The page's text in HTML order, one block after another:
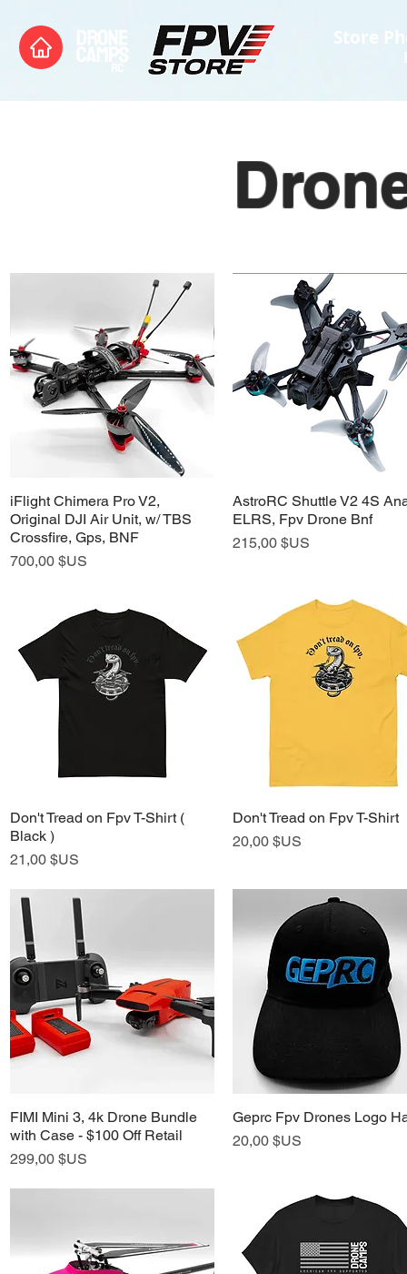
Store
Aperçu rapide
iFlight Chimera Pro V2,
Original DJI Air Unit, w/ TBS
Crossfire, Gps, BNF
Prix
700,00 $US
Aperçu rapide
AstroRC Shuttle V2 4S
ELRS, Fpv Drone Bnf
Prix
215,00 $US
Aperçu rapide
Don't Tread on Fpv T-Shirt (
Black )
Prix
21,00 $US
Aperçu rapide
Don't Tread on Fpv T-Shirt
Prix
20,00 $US
Aperçu rapide
FIMI Mini 3, 4k Drone Bundle
with Case - $100 Off Retail
Prix
299,00 $US
Aperçu rapide
Geprc Fpv Drones Logo
Prix
20,00 $US